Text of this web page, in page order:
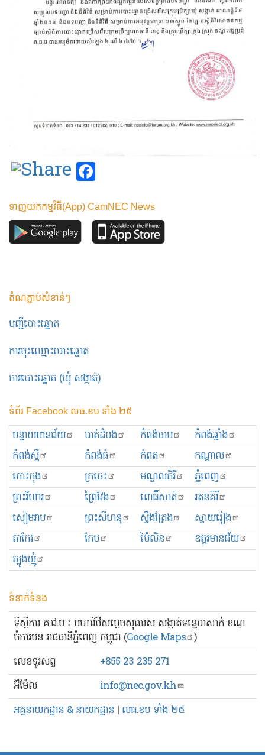
ទាញយកកម្មវិធី(App) CamNEC News
តំណភ្ជាប់សំខាន់ៗ
បញ្ជីបោះឆ្នោត
ការចុះឈ្មោះបោះឆ្នោត
ការបោះឆ្នោត (ឃុំ សង្កាត់)
ទំព័រ Facebook លធ.ខប ទាំង ២៥
បន្ទាយមានជ័យ បាត់ដំបង កំពង់ចាម
កំពង់ឆ្នាំង
កំពង់ស្ពឺ
កំពង់ធំ កំពត
កណ្ដាល
កោះកុង
ក្រចេះ មណ្ឌលគិរី
ភ្នំពេញ
ព្រះ​វិហារ
ព្រៃវែង ពោធិ៍សាត់
រតនគិរី
សៀមរាប
ព្រះសីហនុ ស្ទឹងត្រែង
ស្វាយរៀង
តាកែវ
កែប ប៉ៃលិន
ឧត្ដរមានជ័យ
ត្បូងឃ្មុំ
ទំនាក់ទំនង
ទីស្ដីការ គ.ជ.ប ៖ មហាវិថីសម្ដេចសុធារស សង្កាត់ទន្លេបាសាក់ ខណ្ឌ
ចំការមន រាជធានីភ្នំពេញ កម្ពុជា (Google Maps )
លេខ​ទូរសព្ទ
+855 23 235 271
អ៊ីម៉ែល
info@nec.gov.kh
អគ្គនាយកដ្ឋាន & នាយកដ្ឋាន | លធ.ខប ទាំង ២៥